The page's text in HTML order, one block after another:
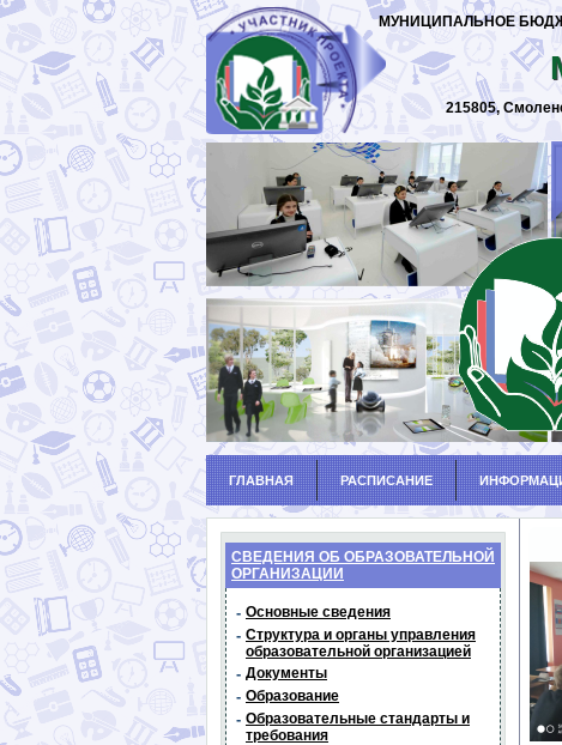
215805,
МУНИЦИПАЛЬНОЕ
ГЛАВНАЯ РАСПИСАНИЕ
СВЕДЕНИЯ ОБ ОБРАЗОВАТЕЛЬНОЙ
ОРГАНИЗАЦИИ
- Основные сведения
- Структура и органы управления
образовательной организацией
- Документы
- Образование
- Образовательные стандарты и
требования